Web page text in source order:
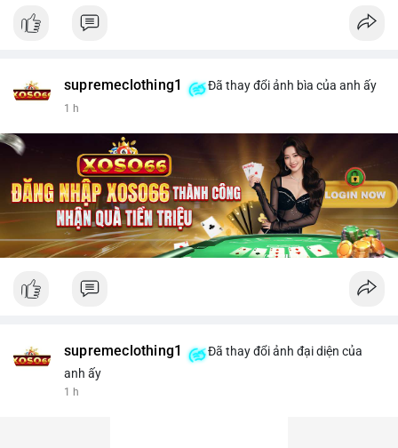
supremeclothing1 Đã thay đổi ảnh bìa của anh ấy
1 h
supremeclothing1
Đã thay đổi ảnh đại diện của
anh ấy
1 h